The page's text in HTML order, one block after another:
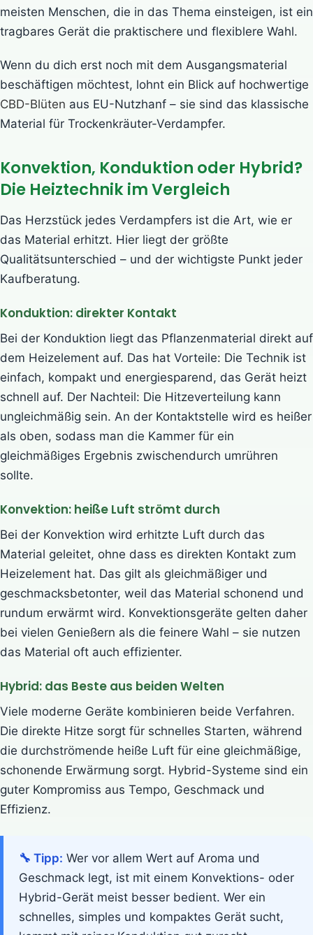
meisten Menschen, die in das Thema einsteigen, ist ein
tragbares Gerät die praktischere und flexiblere Wahl.
Wenn du dich erst noch mit dem Ausgangsmaterial
beschäftigen möchtest, lohnt ein Blick auf hochwertige
CBD-Blüten aus EU-Nutzhanf – sie sind das klassische
Material für Trockenkräuter-Verdampfer.
Konvektion, Konduktion oder Hybrid?
Die Heiztechnik im Vergleich
Das Herzstück jedes Verdampfers ist die Art, wie er
das Material erhitzt. Hier liegt der größte
Qualitätsunterschied – und der wichtigste Punkt jeder
Kaufberatung.
Konduktion: direkter Kontakt
Bei der Konduktion liegt das Pflanzenmaterial direkt auf
dem Heizelement auf. Das hat Vorteile: Die Technik ist
einfach, kompakt und energiesparend, das Gerät heizt
schnell auf. Der Nachteil: Die Hitzeverteilung kann
ungleichmäßig sein. An der Kontaktstelle wird es heißer
als oben, sodass man die Kammer für ein
gleichmäßiges Ergebnis zwischendurch umrühren
sollte.
Konvektion: heiße Luft strömt durch
Bei der Konvektion wird erhitzte Luft durch das
Material geleitet, ohne dass es direkten Kontakt zum
Heizelement hat. Das gilt als gleichmäßiger und
geschmacksbetonter, weil das Material schonend und
rundum erwärmt wird. Konvektionsgeräte gelten daher
bei vielen Genießern als die feinere Wahl – sie nutzen
das Material oft auch effizienter.
Hybrid: das Beste aus beiden Welten
Viele moderne Geräte kombinieren beide Verfahren.
Die direkte Hitze sorgt für schnelles Starten, während
die durchströmende heiße Luft für eine gleichmäßige,
schonende Erwärmung sorgt. Hybrid-Systeme sind ein
guter Kompromiss aus Tempo, Geschmack und
Effizienz.
🔧 Tipp: Wer vor allem Wert auf Aroma und
Geschmack legt, ist mit einem Konvektions- oder
Hybrid-Gerät meist besser bedient. Wer ein
schnelles, simples und kompaktes Gerät sucht,